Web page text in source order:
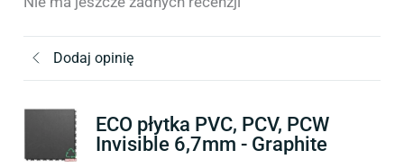
Dodaj opinię
ECO płytka PVC, PCV, PCW
Invisible 6,7mm - Graphite